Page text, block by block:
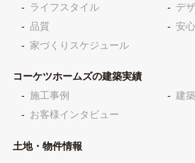
ライフスタイル
デ
品質
安
家づくりスケジュール
コーケツホームズの建築実績
施工事例
建
お客様インタビュー
土地・物件情報